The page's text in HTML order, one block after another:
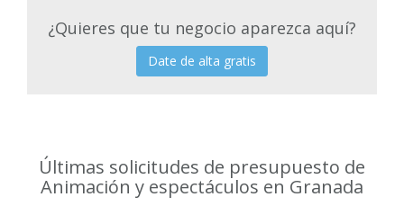
¿Quieres que tu negocio aparezca aquí?
Date de alta gratis
Últimas solicitudes de presupuesto de
Animación y espectáculos en Granada